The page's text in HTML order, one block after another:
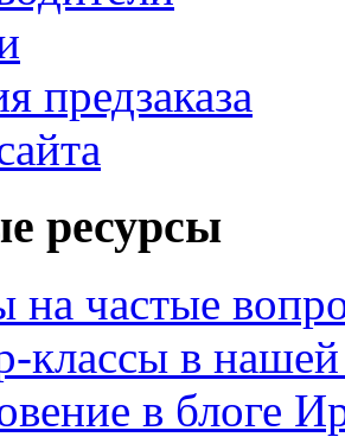
предзаказа
ресурсы
на частые
классы в нашей
в блоге